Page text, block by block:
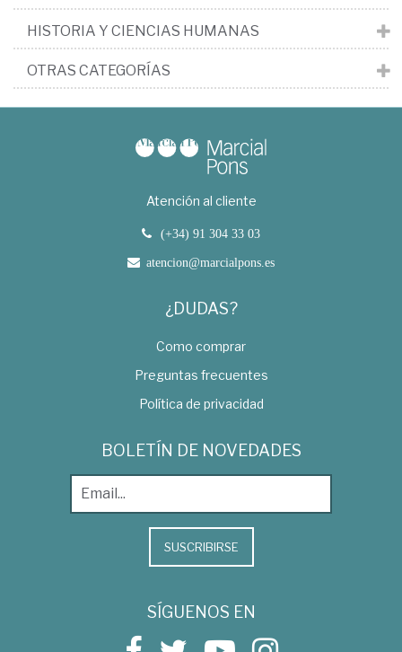
HISTORIA Y CIENCIAS HUMANAS
OTRAS CATEGORÍAS
Atención al cliente
(+34) 91 304 33 03
atencion@marcialpons.es
¿DUDAS?
Como comprar
Preguntas frecuentes
Política de privacidad
BOLETÍN DE NOVEDADES
SUSCRIBIRSE
SÍGUENOS EN